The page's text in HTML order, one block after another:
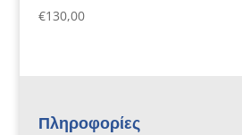
€130,00
Πληροφορίες